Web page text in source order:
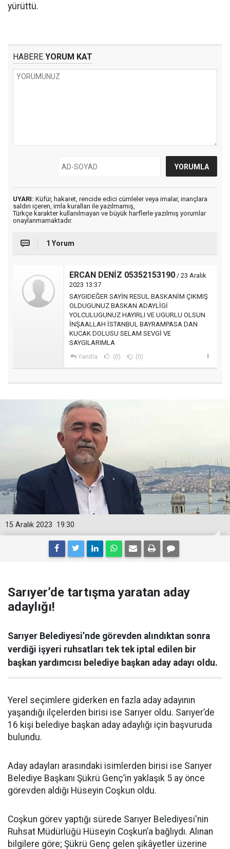
yürüttü.
HABERE YORUM KAT
UYARI: Küfür, hakaret, rencide edici cümleler veya imalar, inançlara
saldırı içeren, imla kuralları ile yazılmamış,
Türkçe karakter kullanılmayan ve büyük harflerle yazılmış yorumlar
onaylanmamaktadır.
1 Yorum
ERCAN DENİZ 05352153190 / 23 Aralık
2023 13:37
SAYGIDEĞER SAYİN RESUL BASKANİM ÇIKMIŞ
OLDUGUNUZ BASKAN ADAYLİGİ
YOLCULUGUNUZ HAYIRLI VE UGURLU OLSUN
İNŞAALLAH İSTANBUL BAYRAMPASA DAN
KUCAK DOLUSU SELAM SEVGİ VE
SAYGILARIMLA
Yanıtla (0) (0)
19:30
15 Aralık 2023
Sarıyer’de tartışma yaratan aday
adaylığı!
Sarıyer Belediyesi’nde görevden alındıktan sonra
verdiği işyeri ruhsatları tek tek iptal edilen bir
başkan yardımcısı belediye başkan aday adayı oldu.
Yerel seçimlere giderken en fazla aday adayının
yaşandığı ilçelerden birisi ise Sarıyer oldu. Sarıyer’de
16 kişi belediye başkan aday adaylığı için başvuruda
bulundu.
Aday adayları arasındaki isimlerden birisi ise Sarıyer
Belediye Başkanı Şükrü Genç’in yaklaşık 5 ay önce
görevden aldığı Hüseyin Coşkun oldu.
Coşkun görev yaptığı sürede Sarıyer Belediyesi'nin
Ruhsat Müdürlüğü Hüseyin Coşkun’a bağlıydı. Alınan
bilgilere göre; Şükrü Genç gelen şikâyetler üzerine